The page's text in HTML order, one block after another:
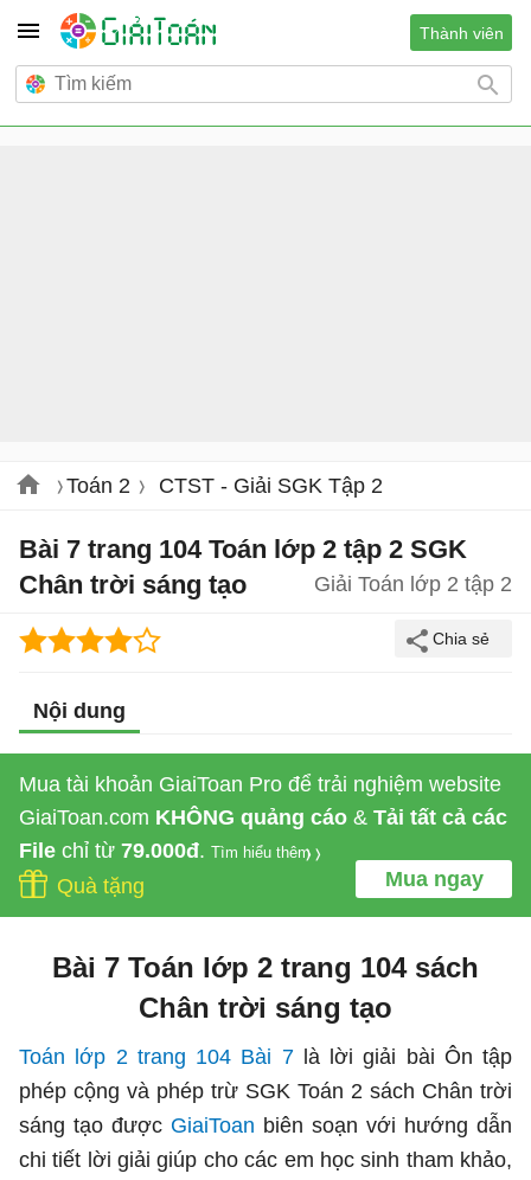
Thành viên
Toán 2 CTST - Giải SGK Tập 2
Bài 7 trang 104 Toán lớp 2 tập 2 SGK
Chân trời sáng tạo
Giải Toán lớp 2 tập 2
Nội dung
Mua tài khoản GiaiToan Pro để trải nghiệm website
GiaiToan.com KHÔNG quảng cáo & Tải tất cả các
File chỉ từ 79.000đ. Tìm hiểu thêm
Mua ngay
Quà tặng
Bài 7 Toán lớp 2 trang 104 sách
Chân trời sáng tạo
Toán lớp 2 trang 104 Bài 7là lời giải bài Ôn tập
phép cộng và phép trừ SGK Toán 2 sách Chân trời
sáng tạo được GiaiToan biên soạn với hướng dẫn
chi tiết lời giải giúp cho các em học sinh tham khảo,